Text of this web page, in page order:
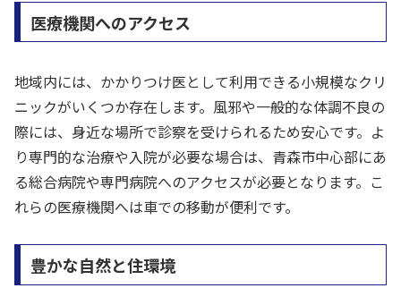
医療機関へのアクセス
地域内には、かかりつけ医として利用できる小規模なクリ
ニックがいくつか存在します。風邪や一般的な体調不良の
際には、身近な場所で診察を受けられるため安心です。よ
り専門的な治療や入院が必要な場合は、青森市中心部にあ
る総合病院や専門病院へのアクセスが必要となります。こ
れらの医療機関へは車での移動が便利です。
豊かな自然と住環境